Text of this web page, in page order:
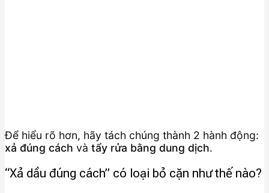
Để hiểu rõ hơn, hãy tách chúng thành 2 hành động:
xả đúng cách và tẩy rửa bằng dung dịch.
“Xả dầu đúng cách” có loại bỏ cặn như thế nào?